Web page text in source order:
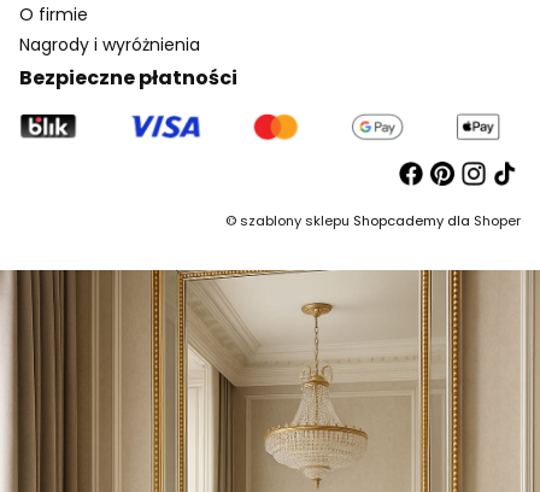
O firmie
Nagrody i wyróżnienia
Bezpieczne płatności
©szablony sklepu Shopcademy dla Shoper